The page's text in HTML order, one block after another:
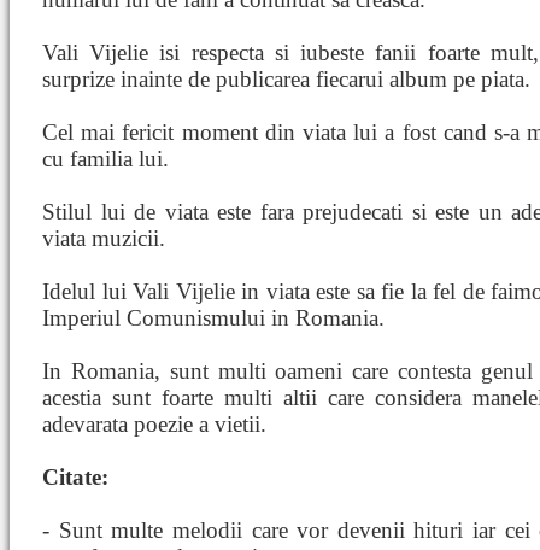
Vali Vijelie isi respecta si iubeste fanii foarte
surprize inainte de publicarea fiecarui album pe piata.
Cel mai fericit moment din viata lui a fost cand s-a
cu familia lui.
Stilul lui de viata este fara prejudecati si este un
viata muzicii.
Idelul lui Vali Vijelie in viata este sa fie la fel de
Imperiul Comunismului in Romania.
In Romania, sunt multi oameni care contesta
acestia sunt foarte multi altii care considera
adevarata poezie a vietii.
Citate:
- Sunt multe melodii care vor devenii hituri iar cei